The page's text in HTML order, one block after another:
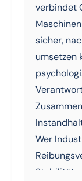
verbindet
sicher,
umsetzen
Wer
Stabilität